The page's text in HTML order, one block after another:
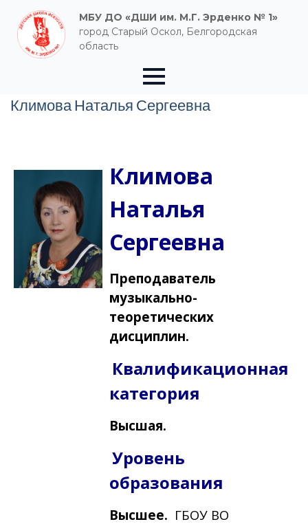
МБУ ДО «ДШИ им. М.Г. Эрденко № 1»
город Старый Оскол, Белгородская
область
Климова Наталья Сергеевна
Климова
Наталья
Сергеевна
Преподаватель
музыкально-
теоретических
дисциплин.
Квалификационная
категория
Высшая.
Уровень
образования
Высшее. ГБОУ ВО